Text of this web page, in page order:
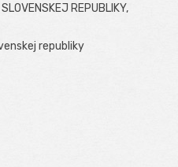
REPUBLIKY,
republiky